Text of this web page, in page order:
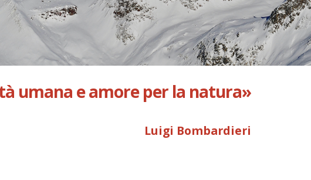
umana e amore per la natura»
Luigi Bombardieri